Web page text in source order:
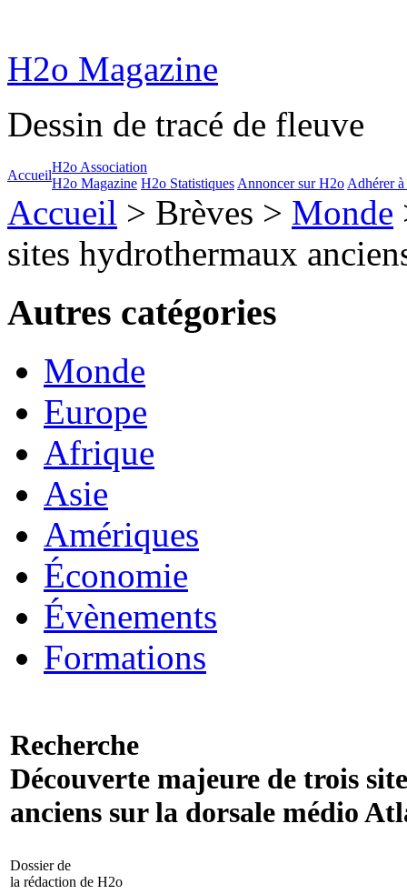
H2o Magazine
Dessin de tracé de fleuve
Accueil
H2o Association
H2o Magazine H2o Statistiques Annoncer sur H2o Adhérer
Accueil > Brèves > Monde
sites hydrothermaux
Autres catégories
Monde
Europe
Afrique
Asie
Amériques
Économie
Évènements
Formations
Recherche
Découverte majeure de trois
anciens sur la dorsale médio
Dossier de
la rédaction de H2o